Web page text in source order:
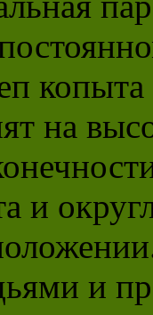
на
и
и